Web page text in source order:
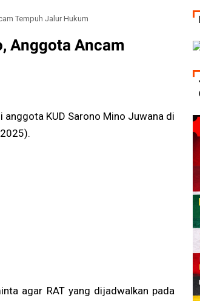
Tempuh Jalur Hukum
Anggota Ancam
KUD Sarono Mino Juwana di
agar RAT yang dijadwalkan pada